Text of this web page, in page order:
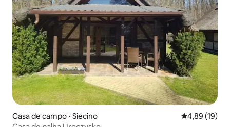
Casa de campo ⋅ Siecino 4,89 de uma
4,89 (19)